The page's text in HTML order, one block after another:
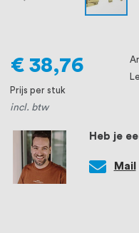
Heb je
Mail
€ 38,76
Prijs per stuk
incl. btw